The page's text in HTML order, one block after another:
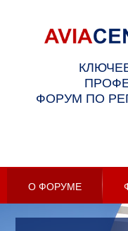
ФОРУМ ПО
О ФОРУМЕ